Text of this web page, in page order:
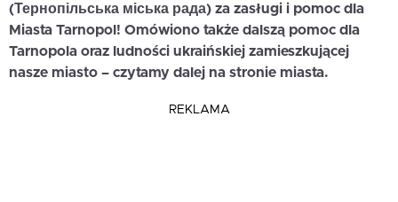
(Тернопільська міська рада) za zasługi i pomoc dla
Miasta Tarnopol! Omówiono także dalszą pomoc dla
Tarnopola oraz ludności ukraińskiej zamieszkującej
nasze miasto – czytamy dalej na stronie miasta.
REKLAMA